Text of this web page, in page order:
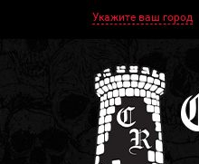
Укажите ваш город